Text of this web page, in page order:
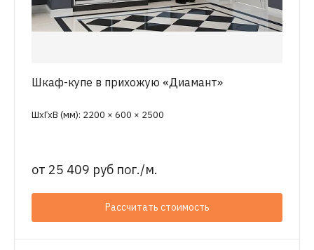
Шкаф-купе в прихожую «Диамант»
ШхГхВ (мм): 2200 × 600 × 2500
от 25 409 руб пог./м.
Рассчитать стоимость